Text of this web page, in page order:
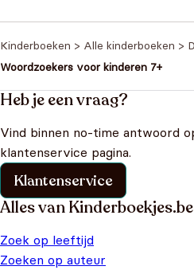
Kinderboeken > Alle kinderboeken >
Woordzoekers voor kinderen 7+
Heb je een vraag?
Vind binnen no-time antwoord
klantenservice pagina.
Klantenservice
Alles van Kinderboekjes.be
Zoek op leeftijd
Zoeken op auteur